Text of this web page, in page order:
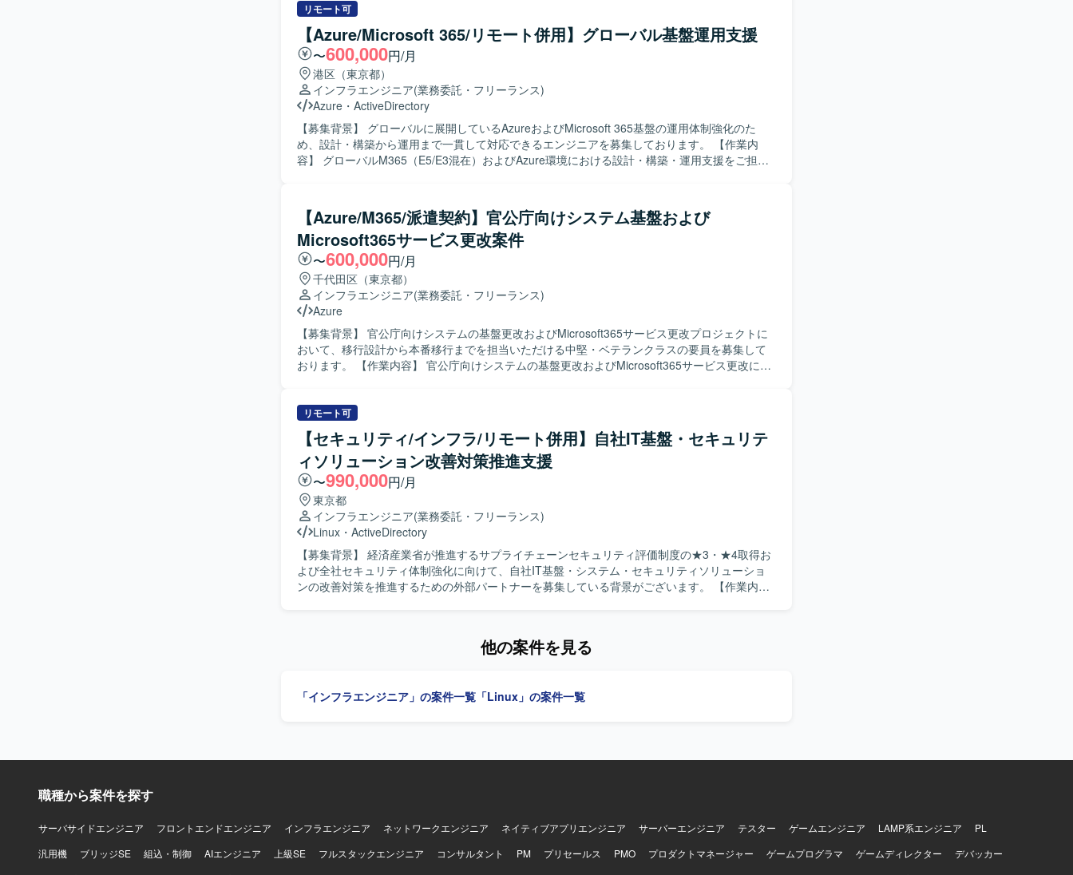
よびマスタデータ管理に関わるデータモデリングや、標準化・ガイドラインの策定にも携わっ
ていただきます。加えて、関係者とのコミュニケーションを通じてプロジェクト全体の整合性
を取りながら推進していただきます。 【求める人物像】 複数のステークホルダーと円滑にコミ
ュニケーションを取りながら、主体的に課題を発見し解決まで推進できる方を求めています。
大規模かつ複雑なシステム構築において、全体像を意識しながら細部の仕様整理やドキュメン
テーションにも丁寧に取り組んでいただける方が望ましいです。 【ポジションの魅力】 グロー
バル規模の業務・IT刷新プロジェクトに参画し、Webアプリケーションやデータ基盤の標準
化・ガイドライン策定など、上流工程から広く関与できるポジションです。大規模システム構
築の経験を通じて、アプリケーションリードやプロジェクト管理スキルを高めることができま
す。 【開発環境】 AWS上でのWebアプリケーションおよびAPI基盤、CI/CDパイプラインを中
心としたクラウド環境を想定しています。
リモート可
【Azure/Microsoft 365/リモート併用】グローバル基盤運用支援
〜600,000円/月
港区（東京都）
インフラエンジニア(業務委託・フリーランス)
Azure ・ ActiveDirectory
【募集背景】 グローバルに展開しているAzureおよびMicrosoft 365基盤の運用体制強化のた
め、設計・構築から運用まで一貫して対応できるエンジニアを募集しております。 【作業内
容】 グローバルM365（E5/E3混在）およびAzure環境における設計・構築・運用支援をご担当
スActive Directoryとのハイブリッド環境の運用や、関連するドキュメント整備、各種調整業務
も実施していただきます。 【求める人物像】 クラウドおよびオンプレミス双方の技術に興味関
心を持ち、主体的に情報収集やキャッチアップができる方を求めております。関係者とのコミ
ュニケーションを円滑に行いながら、ドキュメントを用いた情報整理や合意形成ができる方が
望ましいです。 【ポジションの魅力】 AzureおよびMicrosoft 365のグローバル環境において、
設計・構築から運用まで幅広いフェーズに携わることができます。ハイブリッド構成やID管
理、セキュリティなどの領域で高度な知見を習得しながら、長期的にスキルを深めていただけ
る環境です。 【開発環境】 AzureおよびMicrosoft 365を中心としたクラウド基盤上で、
Microsoft Entra IDやMicrosoft Intune、オンプレミスのWindows ServerおよびActive Directoryと
連携したハイブリッド構成の環境です。SAML認証連携やeDiscoveryなども活用した環境となっ
ております。
【Azure/M365/派遣契約】官公庁向けシステム基盤および
Microsoft365サービス更改案件
〜600,000円/月
千代田区（東京都）
インフラエンジニア(業務委託・フリーランス)
Azure
【募集背景】 官公庁向けシステムの基盤更改およびMicrosoft365サービス更改プロジェクトに
おいて、移行設計から本番移行までを担当いただける中堅・ベテランクラスの要員を募集して
おります。 【作業内容】 官公庁向けシステムの基盤更改およびMicrosoft365サービス更改に伴
Azure IaaS 上のWindows Server基盤およびMicrosoft 365関連サービスの更改に取り組んでいた
だきます。 【求める人物像】 他チームとの調整やチーム内でのコミュニケーションを円滑に行
っていただける方を求めております。技術の習得に意欲があり、自発的に業務対応を進めてい
ただける方にマッチするポジションです。 【ポジションの魅力】 官公庁向けの大規模な基盤更
改案件に参画いただくことで、認証基盤およびMicrosoft 365環境の設計・移行に関する経験を
幅広く積んでいただけます。本案件終了後も他プロジェクトで継続していただける可能性があ
り、長期的なキャリア形成にもつなげていただけます。 【開発環境】 Azure IaaS 上の
Windows Server環境を基盤とし、AD、DHCP、NTP、DNS、ADCS、ADFS、MECなどの基盤
系製品およびEntra ID、M365テナント、Microsoft Teams、OneDrive for Business、Microsoft
Purview、Microsoft Defenderなどのクラウドサービスを対象として業務を行っていただきま
す。
リモート可
【セキュリティ/インフラ/リモート併用】自社IT基盤・セキュリテ
ィソリューション改善対策推進支援
〜990,000円/月
東京都
インフラエンジニア(業務委託・フリーランス)
Linux ・ ActiveDirectory
【募集背景】 経済産業省が推進するサプライチェーンセキュリティ評価制度の★3・★4取得お
よび全社セキュリティ体制強化に向けて、自社IT基盤・システム・セキュリティソリューショ
ンの改善対策を推進するための外部パートナーを募集している背景がございます。 【作業内
価基準と自社システム現状とのFit&Gap分析の補助を行っていただきます。導き出された課題に
っていただきます。自社システム部門へ日常的にアプローチ・伴走し、対策導入に向けた説
方を求めております。自社システム部門へ積極的に足を運び、疑問点をその場で解消しながら
するセキュリティ評価制度への対応プロジェクトに参画し、全社レベルのセキュリティ体制強
スメントから対策導入、運用定着まで一連のプロセスに深く関与できるため、セキュリティ分
他の案件を見る
「インフラエンジニア」の案件一覧 「Linux」の案件一覧
職種から案件を探す
サーバサイドエンジニア フロントエンドエンジニア インフラエンジニア ネットワークエンジニア ネイティブアプリエンジニア サーバーエンジニア テスター ゲームエンジニア LAMP系エンジニア
PL
汎用機
ブリッジSE 組込・制御 AIエンジニア 上級SE フルスタックエンジニア コンサルタント PM プリセールス PMO プロダクトマネージャー ゲームプログラマ ゲームディレクター
デバッカー